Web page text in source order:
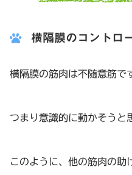
横隔膜のコントロ
横隔膜の筋肉は不随意筋で
つまり意識的に動かそうと
このように、他の筋肉の助